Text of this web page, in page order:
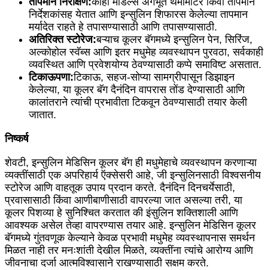
निर्देशकांसह येतात आणि इन्सुलिन शिफारस केलेल्या तापमान
मर्यादेत राहते हे तपासण्यासाठी आणि तपासण्यासाठी.
अतिरिक्त स्टोरेज:बऱ्याच कूलर बॅगमध्ये इन्सुलिन पेन, सिरिंज,
अल्कोहोल स्वॅब्स आणि इतर मधुमेह व्यवस्थापन पुरवठा, सर्वकाही
व्यवस्थित आणि प्रवेशयोग्य ठेवण्यासाठी कप्पे समाविष्ट असतात.
टिकाऊपणा:टिकाऊ, सहज-सोप्या सामग्रीपासून डिझाइन
केलेल्या, या कूलर बॅग दैनंदिन वापरास तोंड देण्यासाठी आणि
कालांतराने त्यांची प्रभावीता टिकवून ठेवण्यासाठी तयार केली
जातात.
निष्कर्ष
शेवटी, इन्सुलिन मेडिसिन कूलर बॅग ही मधुमेहाचे व्यवस्थापन करणाऱ्या
व्यक्तींसाठी एक अपरिहार्य ऍक्सेसरी आहे, जी इन्सुलिनसाठी विश्वसनीय
स्टोरेज आणि वाहतूक उपाय प्रदान करते. दैनंदिन दिनचर्येसाठी,
प्रवासासाठी किंवा आणीबाणीसाठी वापरल्या जात असल्या तरी, या
कूलर पिशव्या हे सुनिश्चित करतात की इंसुलिन शक्तिशाली आणि
आवश्यक असेल तेव्हा वापरण्यास तयार आहे. इन्सुलिन मेडिसिन कूलर
बॅगमध्ये गुंतवणूक केल्याने केवळ प्रभावी मधुमेह व्यवस्थापनास समर्थन
मिळत नाही तर मनःशांती देखील मिळते, व्यक्तींना त्यांचे आरोग्य आणि
जीवनाचा दर्जा आत्मविश्वासाने राखण्यासाठी सक्षम करते.